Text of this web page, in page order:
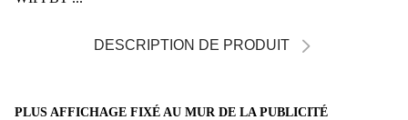
DESCRIPTION DE PRODUIT
PLUS AFFICHAGE FIXÉ AU MUR DE LA PUBLICITÉ